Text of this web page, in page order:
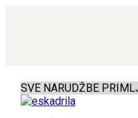
SVE NARUDŽBE